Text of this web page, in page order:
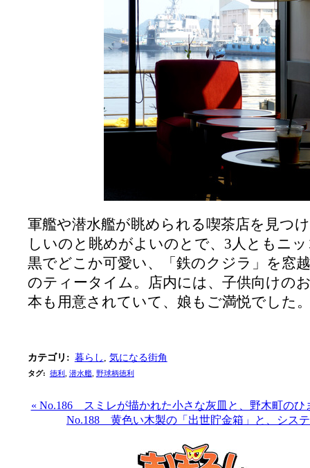
軍艦や潜水艦が眺められる喫茶店を見つ
しいのと眺めがよいのとで、3人ともニ
黒でどこか可愛い、「鉄のクジラ」を窓
のティータイム。店内には、子供向けの
本も用意されていて、娘もご満悦でした
カテゴリ : 暮らし, 気になる街角
タグ: 徳利 潜水艦, 野球柄徳利
« No.186 スミレが描かれた小さな灰皿と、野木町のひ
No.188 黄色い木製の「出世貯金箱」と、シス